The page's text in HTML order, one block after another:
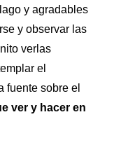
y agradables
y observar las
verlas
el
fuente sobre el
ver y hacer en